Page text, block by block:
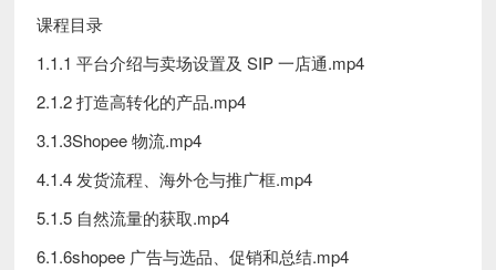
课程目录
1.1.1 平台介绍与卖场设置及 SIP 一店通.mp4
2.1.2 打造高转化的产品.mp4
3.1.3Shopee 物流.mp4
4.1.4 发货流程、海外仓与推广框.mp4
5.1.5 自然流量的获取.mp4
6.1.6shopee 广告与选品、促销和总结.mp4